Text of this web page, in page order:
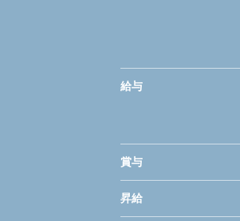
給与
賞与
昇給